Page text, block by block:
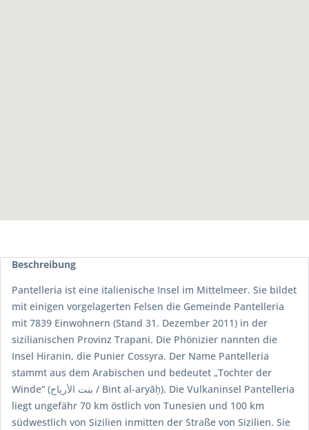
Beschreibung
Pantelleria ist eine italienische Insel im Mittelmeer. Sie bildet
mit einigen vorgelagerten Felsen die Gemeinde Pantelleria
mit 7839 Einwohnern (Stand 31. Dezember 2011) in der
sizilianischen Provinz Trapani. Die Phönizier nannten die
Insel Hiranin, die Punier Cossyra. Der Name Pantelleria
stammt aus dem Arabischen und bedeutet „Tochter der
Winde“ (‏بنت الأرياح‎ / Bint al-aryāḥ). Die Vulkaninsel Pantelleria
liegt ungefähr 70 km östlich von Tunesien und 100 km
südwestlich von Sizilien inmitten der Straße von Sizilien. Sie